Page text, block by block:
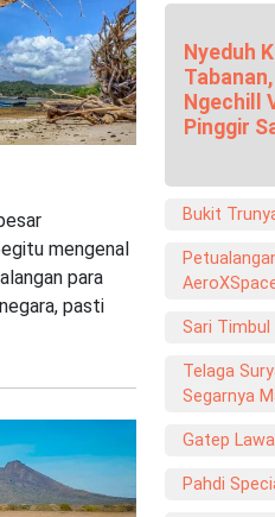
mengenal
para
pasti
Nyeduh
Ngechill
Pinggir
Bukit
Sari
Telaga
Segarnya
Gatep
Pahdi